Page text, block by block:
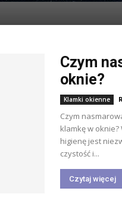
Czym
oknie?
Klamki okienne
Czym
klamkę w
higienę jest
czystość i...
Czytaj więcej